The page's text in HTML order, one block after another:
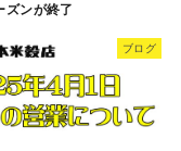
ズンが終了
ブログ